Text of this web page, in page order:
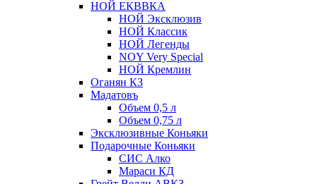
НОЙ ЕКВВКА
НОЙ Эксклюзив
НОЙ Классик
НОЙ Легенды
NOY Very Speсial
НОЙ Кремлин
Оганян КЗ
Мадатовъ
Объем 0,5 л
Объем 0,75 л
Эксклюзивные Коньяки
Подарочные Коньяки
СИС Алко
Мараси КД